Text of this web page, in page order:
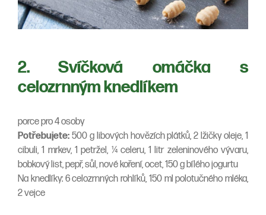
2. Svíčková omáčka s
celozrnným knedlíkem
porce pro 4 osoby
Potřebujete: 500 g libových hovězích plátků, 2 lžičky oleje, 1
cibuli, 1 mrkev, 1 petržel, ¼ celeru, 1 litr zeleninového vývaru,
bobkový list, pepř, sůl, nové koření, ocet, 150 g bílého jogurtu
Na knedlíky: 6 celozrnných rohlíků, 150 ml polotučného mléka,
2 vejce